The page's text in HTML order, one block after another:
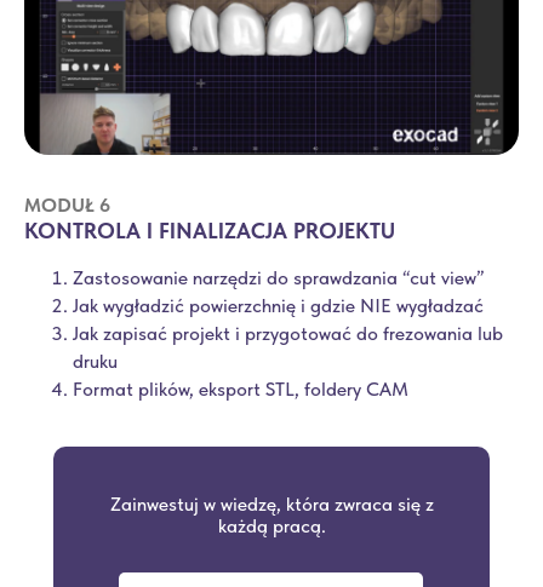
MODUŁ 6
KONTROLA I FINALIZACJA PROJEKTU
Zastosowanie narzędzi do sprawdzania “cut view”
Jak wygładzić powierzchnię i gdzie NIE wygładzać
Jak zapisać projekt i przygotować do frezowania lub
druku
Format plików, eksport STL, foldery CAM
Zainwestuj w wiedzę, która zwraca się z
każdą pracą.